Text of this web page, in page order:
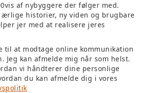
af nybyggere der følger med.
historier, ny viden og brugbare
jer med at realisere jeres
til at modtage online kommunikation
Jeg kan afmelde mig når som helst.
vi håndterer dine personlige
du kan afmelde dig i vores